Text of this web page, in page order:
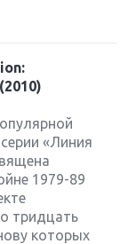
«Линия
1979-89
тридцать
которых